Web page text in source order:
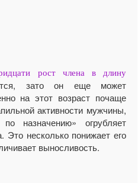
рост члена в длину
зато он еще может
на этот возраст почаще
активности мужчины,
по назначению» огрубляет
Это несколько понижает его
выносливость.